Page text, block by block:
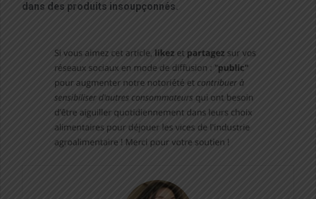
dans des produits insoupçonnés.